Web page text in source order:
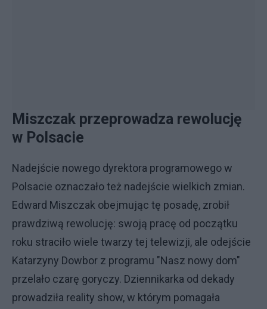
Miszczak przeprowadza rewolucję
w Polsacie
Nadejście nowego dyrektora programowego w
Polsacie oznaczało też nadejście wielkich zmian.
Edward Miszczak obejmując tę posadę, zrobił
prawdziwą rewolucję: swoją pracę od początku
roku straciło wiele twarzy tej telewizji, ale odejście
Katarzyny Dowbor z programu "Nasz nowy dom"
przelało czarę goryczy. Dziennikarka od dekady
prowadziła reality show, w którym pomagała